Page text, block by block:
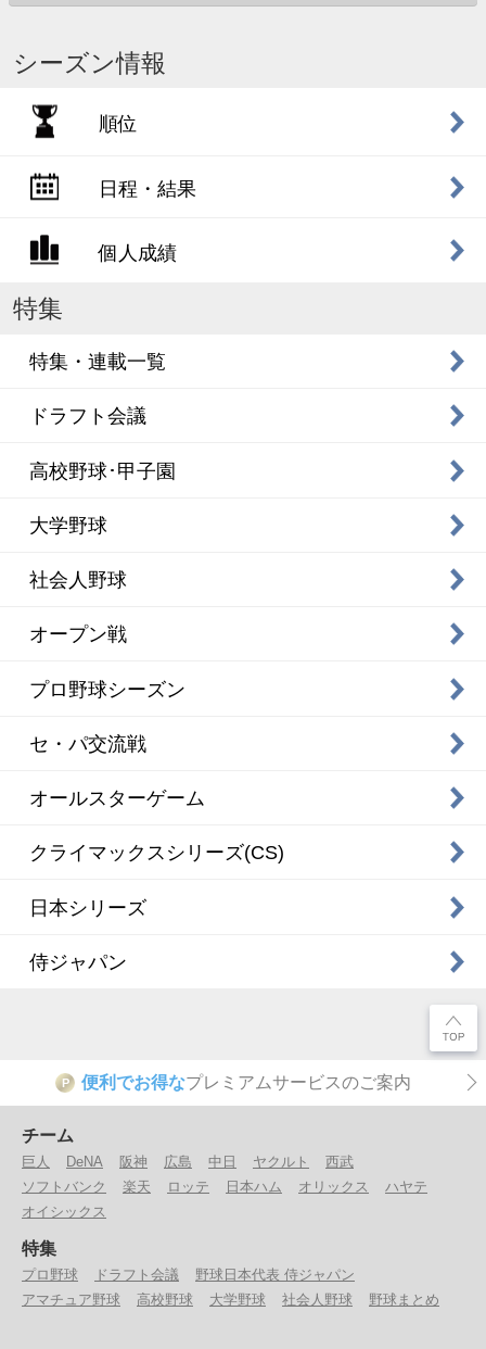
シーズン情報
順位
日程・結果
個人成績
特集
特集・連載一覧
ドラフト会議
高校野球･甲子園
大学野球
社会人野球
オープン戦
プロ野球シーズン
セ・パ交流戦
オールスターゲーム
クライマックスシリーズ(CS)
日本シリーズ
侍ジャパン
P 便利でお得なプレミアムサービスのご案内
チーム
巨人 DeNA 阪神 広島 中日 ヤクルト
西武
ソフトバンク
楽天 ロッテ 日本ハム オリックス
ハヤテ
オイシックス
特集
プロ野球 ドラフト会議
野球日本代表 侍ジャパン
アマチュア野球
高校野球 大学野球 社会人野球 野球まとめ